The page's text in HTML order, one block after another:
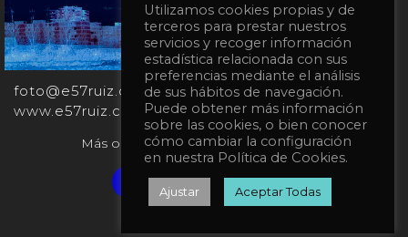
+34
651
862
863
foto@e57ruiz.com
www.e57ruiz.com
Más obras en la galería virtual Singulart:
Verified artist on Singulart
Utilizamos cookies propias y de
terceros para prestar nuestros
servicios y recoger información
estadística relacionada con sus
preferencias mediante el análisis
de sus hábitos de navegación.
Puede obtener más información
sobre las cookies, o bien conocer
cómo cambiar la configuración
en nuestra Política de Cookies.
Ajustar Aceptar Todas